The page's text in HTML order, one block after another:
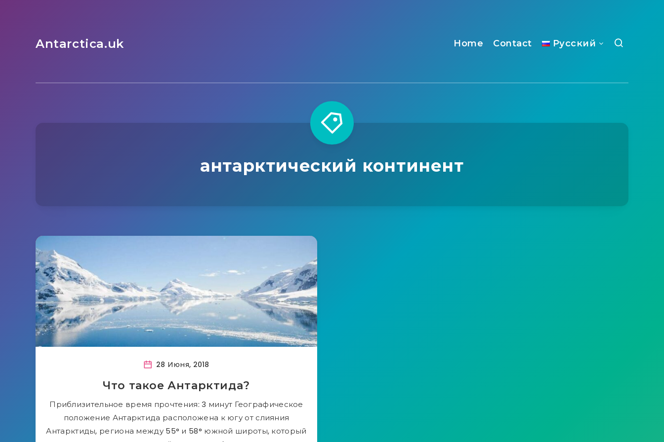
Antarctica.uk Home Contact Русский
антарктический континент
28 Июня, 2018
Что такое Антарктида?
Приблизительное время прочтения: 3 минут Географическое
положение Антарктида расположена к югу от слияния
Антарктиды, региона между 55° и 58° южной широты, который